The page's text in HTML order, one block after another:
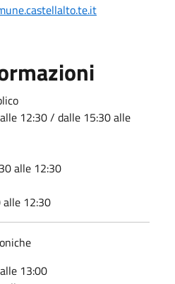
12:30 / dalle 15:30 alle
alle 12:30
alle 12:30
13:00